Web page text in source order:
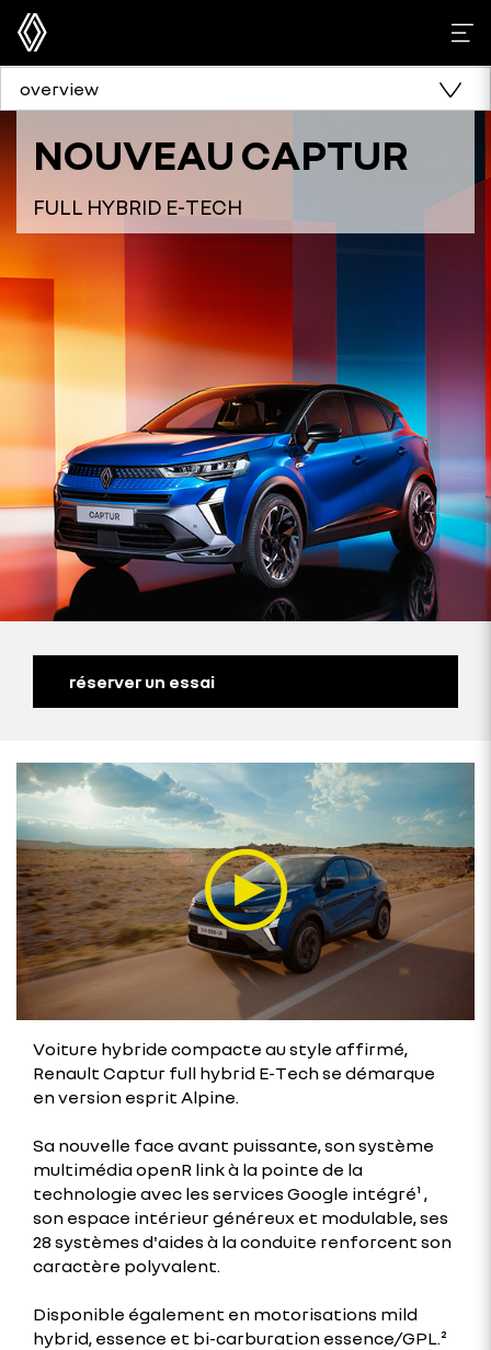
overview
NOUVEAU CAPTUR
FULL HYBRID E-TECH
réserver un essai
Voiture hybride compacte au style affirmé,
Renault Captur full hybrid E-Tech se démarque
en version esprit Alpine.
Sa nouvelle face avant puissante, son système
multimédia openR link à la pointe de la
technologie avec les services Google intégré¹ ,
son espace intérieur généreux et modulable, ses
28 systèmes d'aides à la conduite renforcent son
caractère polyvalent.
Disponible également en motorisations mild
hybrid, essence et bi-carburation essence/GPL.²